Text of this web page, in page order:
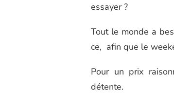
essayer ?
Tout le monde a
ce, afin que le
Pour un prix
détente.